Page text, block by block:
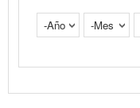
Año
Mes